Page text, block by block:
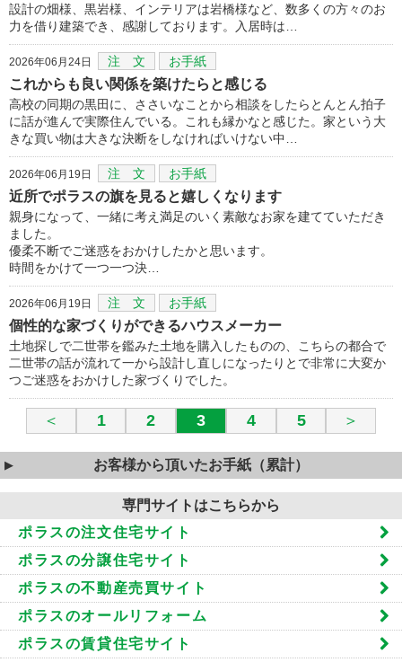
設計の畑様、黒岩様、インテリアは岩橋様など、数多くの方々のお
力を借り建築でき、感謝しております。入居時は…
2026年06月24日 注 文 お手紙
これからも良い関係を築けたらと感じる
高校の同期の黒田に、ささいなことから相談をしたらとんとん拍子
に話が進んで実際住んでいる。これも縁かなと感じた。家という大
きな買い物は大きな決断をしなければいけない中…
2026年06月19日 注 文 お手紙
近所でポラスの旗を見ると嬉しくなります
親身になって、一緒に考え満足のいく素敵なお家を建てていただき
ました。
優柔不断でご迷惑をおかけしたかと思います。
時間をかけて一つ一つ決…
2026年06月19日 注 文 お手紙
個性的な家づくりができるハウスメーカー
土地探しで二世帯を鑑みた土地を購入したものの、こちらの都合で
二世帯の話が流れて一から設計し直しになったりとで非常に大変か
つご迷惑をおかけした家づくりでした。
＜ 1 2 3 4 5 ＞
お客様から頂いたお手紙（累計）
専門サイトはこちらから
ポラスの注文住宅サイト
ポラスの分譲住宅サイト
ポラスの不動産売買サイト
ポラスのオールリフォーム
ポラスの賃貸住宅サイト